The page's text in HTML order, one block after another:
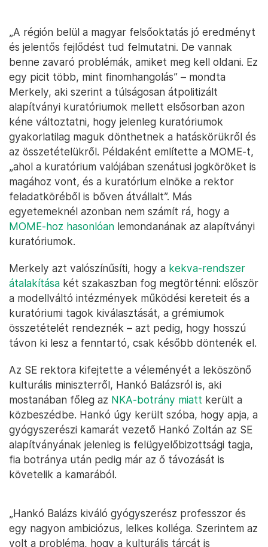
„A régión belül a magyar felsőoktatás jó eredményt
és jelentős fejlődést tud felmutatni. De vannak
benne zavaró problémák, amiket meg kell oldani. Ez
egy picit több, mint finomhangolás” – mondta
Merkely, aki szerint a túlságosan átpolitizált
alapítványi kuratóriumok mellett elsősorban azon
kéne változtatni, hogy jelenleg kuratóriumok
gyakorlatilag maguk dönthetnek a hatáskörükről és
az összetételükről. Példaként említette a MOME-t,
„ahol a kuratórium valójában szenátusi jogköröket is
magához vont, és a kuratórium elnöke a rektor
feladatköréből is bőven átvállalt”. Más
egyetemeknél azonban nem számít rá, hogy a
MOME-hoz hasonlóan lemondanának az alapítványi
kuratóriumok.
Merkely azt valószínűsíti, hogy a kekva-rendszer
átalakítása két szakaszban fog megtörténni: először
a modellváltó intézmények működési kereteit és a
kuratóriumi tagok kiválasztását, a grémiumok
összetételét rendeznék – azt pedig, hogy hosszú
távon ki lesz a fenntartó, csak később döntenék el.
Az SE rektora kifejtette a véleményét a leköszönő
kulturális miniszterről, Hankó Balázsról is, aki
mostanában főleg az NKA-botrány miatt került a
közbeszédbe. Hankó úgy került szóba, hogy apja, a
gyógyszerészi kamarát vezető Hankó Zoltán az SE
alapítványának jelenleg is felügyelőbizottsági tagja,
fia botránya után pedig már az ő távozását is
követelik a kamarából.
„Hankó Balázs kiváló gyógyszerész professzor és
egy nagyon ambiciózus, lelkes kolléga. Szerintem az
volt a probléma, hogy a kulturális tárcát is